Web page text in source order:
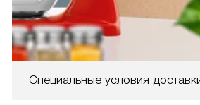
Специальные условия